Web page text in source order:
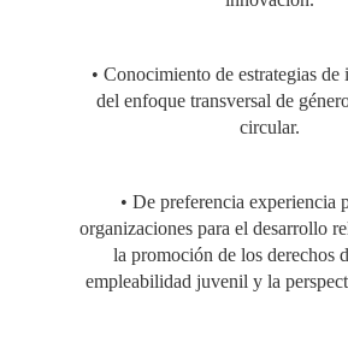
DE
• Conocimiento de estrategias
del enfoque transversal de
circular.
• De preferencia experiencia
organizaciones para el desarrollo
la promoción de los derechos
empleabilidad juvenil y la